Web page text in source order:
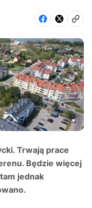
Trwają prace
Będzie więcej
jednak